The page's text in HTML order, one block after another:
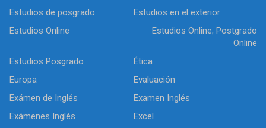
Estudios de posgrado
Estudios en el exterior
Estudios Online
Estudios Online; Postgrado
Online
Estudios Posgrado
Ética
Europa
Evaluación
Exámen de Inglés
Examen Inglés
Exámenes Inglés
Excel